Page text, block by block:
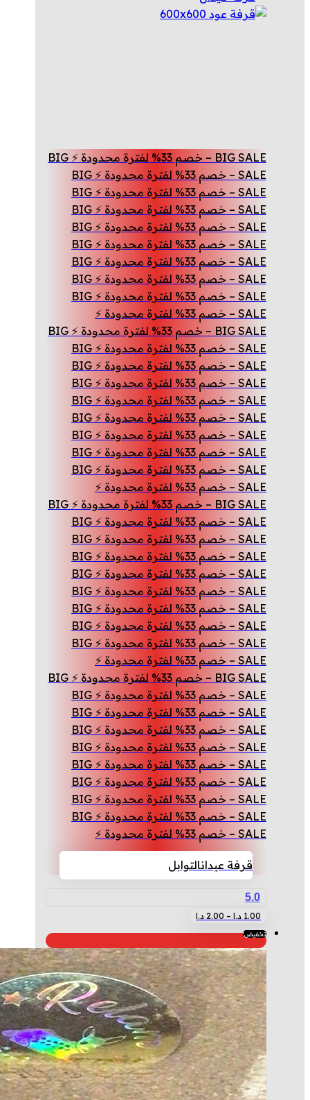
BIG SALE – خصم 33% لفترة محدودة ⚡ BIG
SALE – خصم 33% لفترة محدودة ⚡ BIG
SALE – خصم 33% لفترة محدودة ⚡ BIG
SALE – خصم 33% لفترة محدودة ⚡ BIG
SALE – خصم 33% لفترة محدودة ⚡ BIG
SALE – خصم 33% لفترة محدودة ⚡ BIG
SALE – خصم 33% لفترة محدودة ⚡ BIG
SALE – خصم 33% لفترة محدودة ⚡ BIG
SALE – خصم 33% لفترة محدودة ⚡ BIG
SALE – خصم 33% لفترة محدودة ⚡
BIG SALE – خصم 33% لفترة محدودة ⚡ BIG
SALE – خصم 33% لفترة محدودة ⚡ BIG
SALE – خصم 33% لفترة محدودة ⚡ BIG
SALE – خصم 33% لفترة محدودة ⚡ BIG
SALE – خصم 33% لفترة محدودة ⚡ BIG
SALE – خصم 33% لفترة محدودة ⚡ BIG
SALE – خصم 33% لفترة محدودة ⚡ BIG
SALE – خصم 33% لفترة محدودة ⚡ BIG
SALE – خصم 33% لفترة محدودة ⚡ BIG
SALE – خصم 33% لفترة محدودة ⚡
BIG SALE – خصم 33% لفترة محدودة ⚡ BIG
SALE – خصم 33% لفترة محدودة ⚡ BIG
SALE – خصم 33% لفترة محدودة ⚡ BIG
SALE – خصم 33% لفترة محدودة ⚡ BIG
SALE – خصم 33% لفترة محدودة ⚡ BIG
SALE – خصم 33% لفترة محدودة ⚡ BIG
SALE – خصم 33% لفترة محدودة ⚡ BIG
SALE – خصم 33% لفترة محدودة ⚡ BIG
SALE – خصم 33% لفترة محدودة ⚡ BIG
SALE – خصم 33% لفترة محدودة ⚡
BIG SALE – خصم 33% لفترة محدودة ⚡ BIG
SALE – خصم 33% لفترة محدودة ⚡ BIG
SALE – خصم 33% لفترة محدودة ⚡ BIG
SALE – خصم 33% لفترة محدودة ⚡ BIG
SALE – خصم 33% لفترة محدودة ⚡ BIG
SALE – خصم 33% لفترة محدودة ⚡ BIG
SALE – خصم 33% لفترة محدودة ⚡ BIG
SALE – خصم 33% لفترة محدودة ⚡ BIG
SALE – خصم 33% لفترة محدودة ⚡ BIG
SALE – خصم 33% لفترة محدودة ⚡
قرفة عيدانالتوابل
5.0
1.00 د.ا –
2.00 د.انطاق
خلال
العديد
من
الأشكال
المختلفة
لهذا
المنتج.
يمكن
اختيار
الخيارات
على
تخفيض!